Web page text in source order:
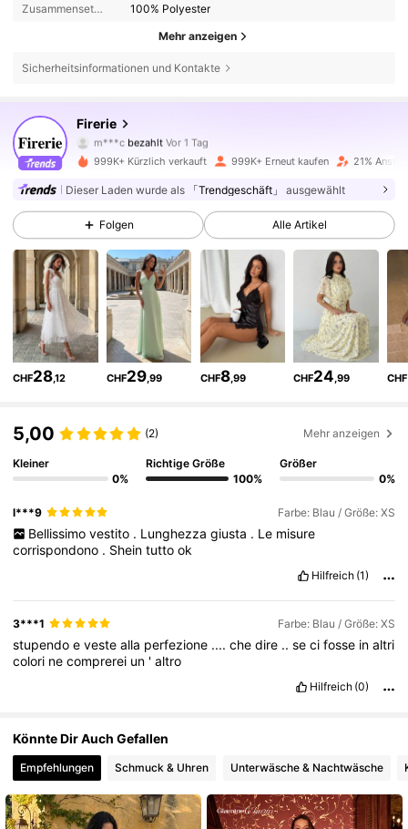
Zusammensetzung: 100% Polyester
Mehr anzeigen
Sicherheitsinformationen und Kontakte
Firerie
m***cbezahlt
c***ristVor 10 Minutengefolgt
4,79 1.3M Follower
4,79 1.3M Follower
4,79 1.3M Follower
4,79 1.3M Follower
4,79 1.3M Follower
4,79 1.3M Follower
4,79 1.3M Follower
999K+ Kürzlich verkauft 999K+ Erneut kaufen 21%
Dieser Laden wurde als 「Trendgeschäft」 ausgewählt
Folgen Alle Artikel
CHF28,12 CHF29 ,99 CHF8,99 CHF24 ,99 CHF
5,00 (2) Mehr anzeigen
Kleiner
0%
Richtige Größe
100%
Größer
0%
l***9 Farbe: Blau / Größe: XS
Bellissimo vestito . Lunghezza giusta . Le misure
corrispondono . Sheintuttook
Hilfreich (1)
3***1 Farbe: Blau / Größe: XS
stupendoevestealla perfezione ....chedire ..secifosse inaltri
colori necomprerei un 'altro
Hilfreich (0)
Könnte Dir Auch Gefallen
Empfehlungen Schmuck & Uhren Unterwäsche & Nachtwäsche